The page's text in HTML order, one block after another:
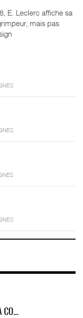
E. Leclerc affiche sa
mais pas
CO…